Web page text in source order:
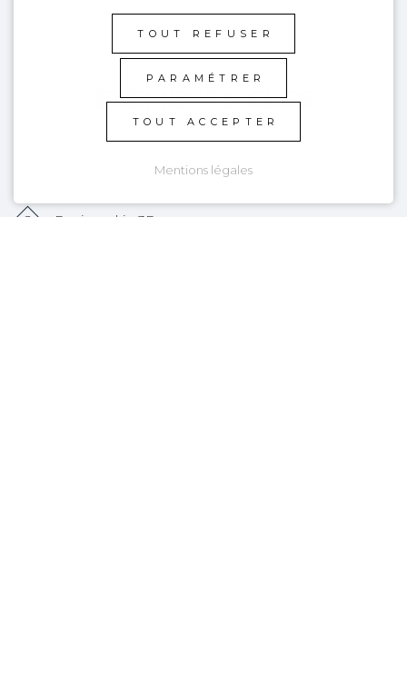
ÉLÉMENTS CLÉS
Magma Plus - 0.5mm
2 Designed in 3D
TOUT REFUSER
PARAMÉTRER
TOUT ACCEPTER
Mentions légales